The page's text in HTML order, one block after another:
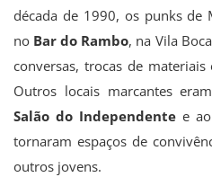
década de 1990, os punks de
no Bar do Rambo, na Vila
conversas, trocas de
Outros locais marcantes
Salão do Independentee ao
tornaram espaços de
outros jovens.